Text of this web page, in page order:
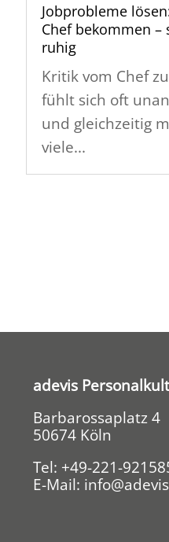
Jobprobleme
Chef bekommen –
ruhig
Kritik vom Chef
fühlt sich oft
und gleichzeitig
viele...
adevis
Barbarossaplatz 4
50674 Köln
Tel: +49-221-
E-Mail: